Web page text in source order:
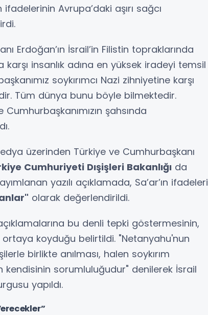
ifadelerinin Avrupa’daki aşırı sağcı
Erdoğan’ın İsrail’in Filistin topraklarında
insanlık adına en yüksek iradeyi temsil
soykırımcı Nazi zihniyetine karşı
Tüm dünya bunu böyle bilmektedir.
şahsında
üzerinden Türkiye ve Cumhurbaşkanı
Cumhuriyeti Dışişleri Bakanlığı da
yazılı açıklamada, Sa’ar’ın ifadeleri
olarak değerlendirildi.
açıklamalarına bu denli tepki göstermesinin,
ortaya koyduğu belirtildi. "Netanyahu'nun
birlikte anılması, halen soykırım
kendisinin sorumluluğudur" denilerek İsrail
yapıldı.